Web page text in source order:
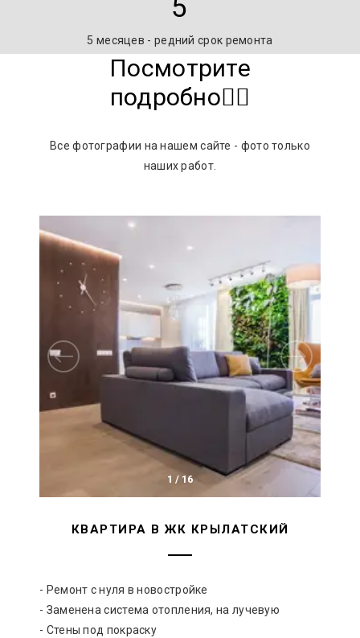
5
5 месяцев - редний срок ремонта
Посмотрите
подробно👇🏻
Все фотографии на нашем сайте - фото только
наших работ.
1 / 16
КВАРТИРА В ЖК КРЫЛАТСКИЙ
- Ремонт с нуля в новостройке
- Заменена система отопления, на лучевую
- Стены под покраску